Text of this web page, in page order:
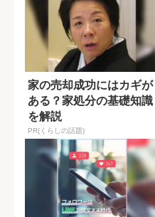
家の売却成功にはカギが
ある？家処分の基礎知識
を解説
PR(くらしの話題)